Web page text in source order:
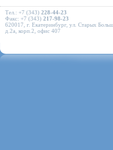
Тел.: +7 (343) 228-44-23
Факс: +7 (343) 217-98-23
620017, г. Екатеринбург, ул. Старых
д.2а, корп.2, офис 407